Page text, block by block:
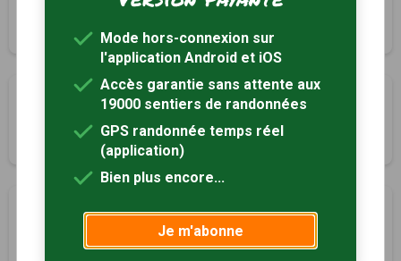
Louroux-Bourbonnais, Allier (03)
15.3 km
Circuit des Carrières
22.5 km Tracé GPS
Sur le Chemin des Montavents
9.7 km Tracé GPS
Mode hors-connexion sur
l'application Android et iOS
Accès garantie sans attente aux
19000 sentiers de randonnées
GPS randonnée temps réel
(application)
Bien plus encore...
Je m'abonne